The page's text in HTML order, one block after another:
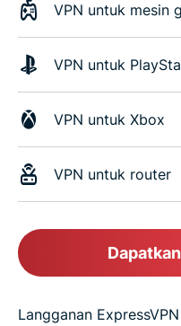
VPN untuk mesin
VPN untuk
VPN untuk Xbox
VPN untuk router
Langganan